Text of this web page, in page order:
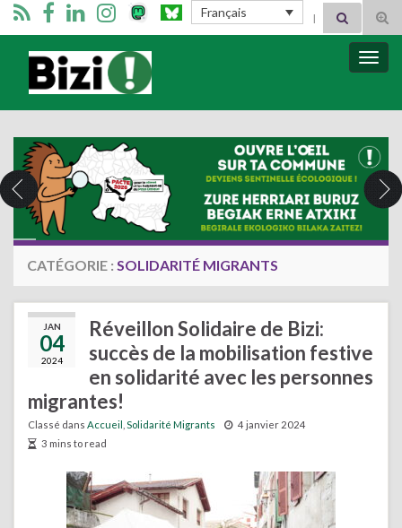
Français Search for:
Bizimugi
CATÉGORIE : SOLIDARITÉ MIGRANTS
JAN
04
2024
Réveillon Solidaire de Bizi:
succès de la mobilisation festive
en solidarité avec les personnes
migrantes!
Classé dans Accueil Solidarité Migrants
4 janvier 2024
3 mins to read